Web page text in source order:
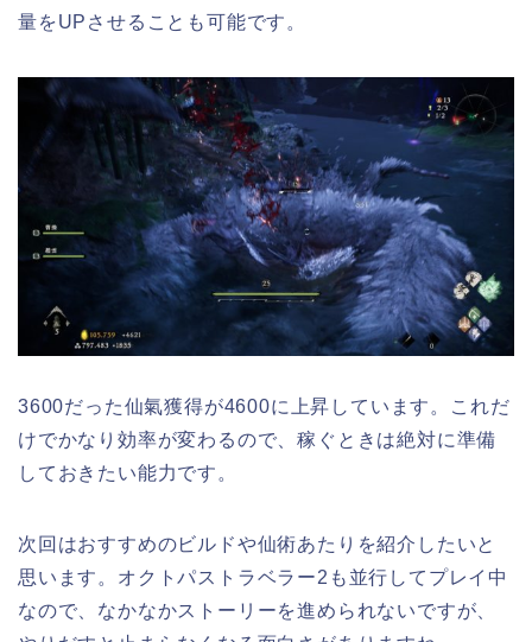
量をUPさせることも可能です。
3600だった仙氣獲得が4600に上昇しています。これだ
けでかなり効率が変わるので、稼ぐときは絶対に準備
しておきたい能力です。
次回はおすすめのビルドや仙術あたりを紹介したいと
思います。オクトパストラベラー2も並行してプレイ中
なので、なかなかストーリーを進められないですが、